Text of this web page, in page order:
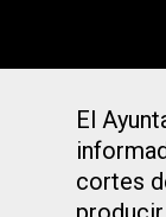
El
cortes